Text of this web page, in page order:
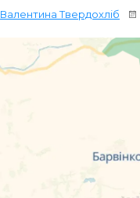
Валентина Твердохліб